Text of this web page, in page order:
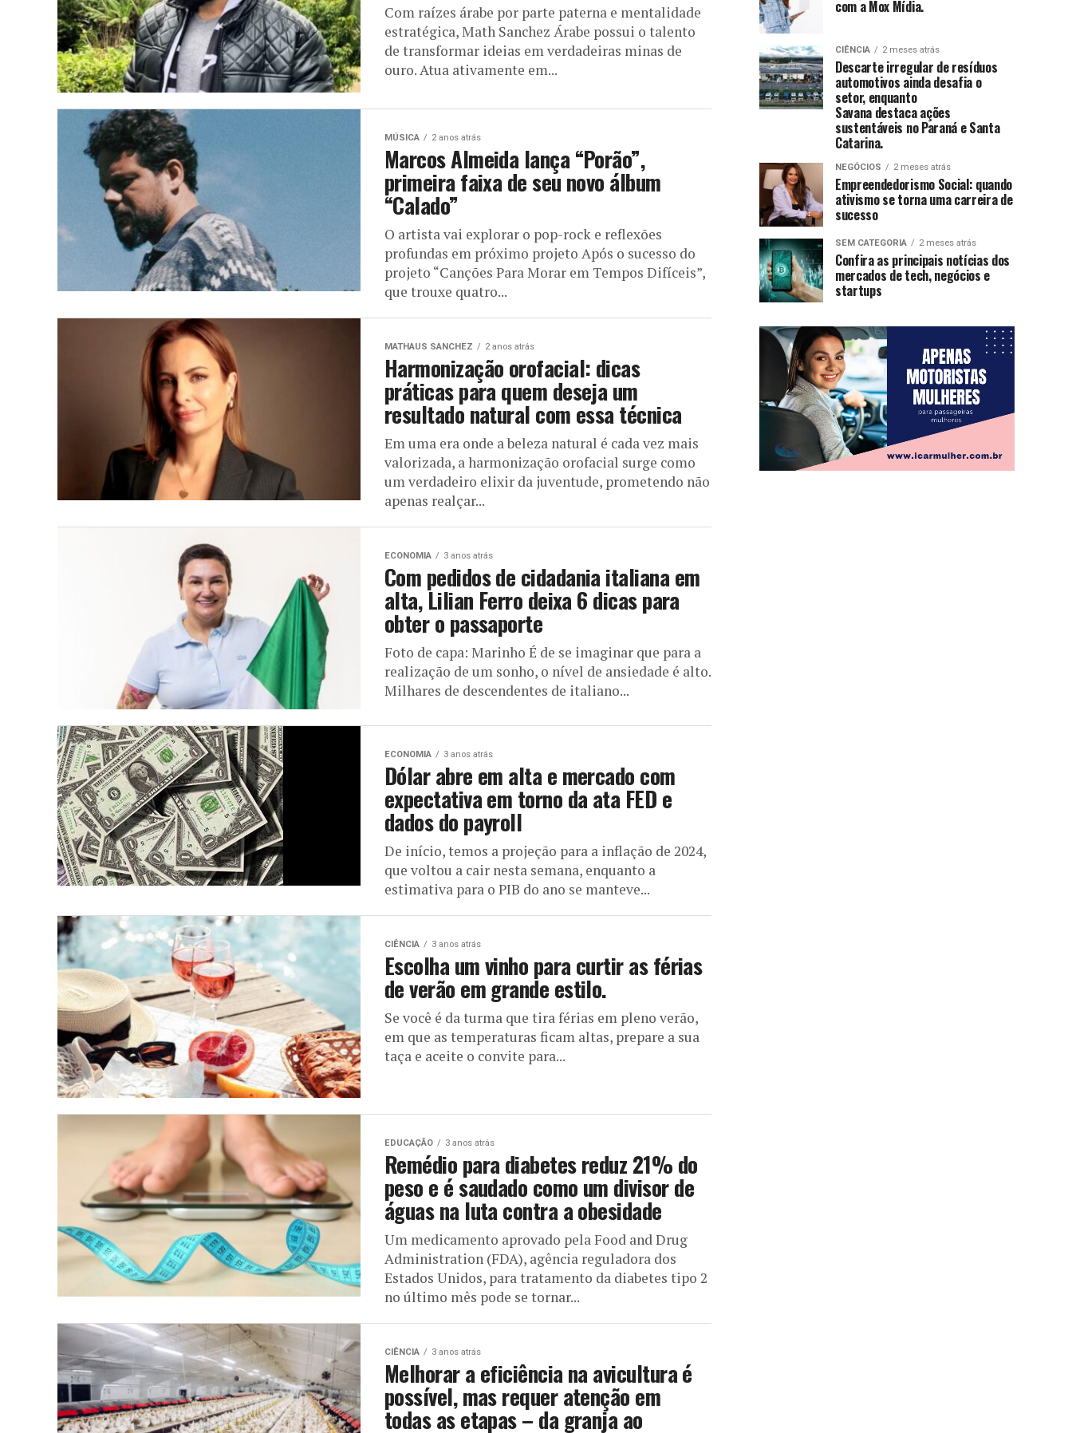
Com raízes árabe por parte paterna e mentalidade
estratégica, Math Sanchez Árabe possui o talento
de transformar ideias em verdadeiras minas de
ouro. Atua ativamente em...
MÚSICA 2 anos atrás
Marcos Almeida lança “Porão”,
primeira faixa de seu novo álbum
“Calado”
O artista vai explorar o pop-rock e reflexões
profundas em próximo projeto Após o sucesso do
projeto “Canções Para Morar em Tempos Difíceis”,
que trouxe quatro...
MATHAUS SANCHEZ 2 anos atrás
Harmonização orofacial: dicas
práticas para quem deseja um
resultado natural com essa técnica
Em uma era onde a beleza natural é cada vez mais
valorizada, a harmonização orofacial surge como
um verdadeiro elixir da juventude, prometendo não
apenas realçar...
ECONOMIA 3 anos atrás
Com pedidos de cidadania italiana em
alta, Lilian Ferro deixa 6 dicas para
obter o passaporte
Foto de capa: Marinho É de se imaginar que para a
realização de um sonho, o nível de ansiedade é alto.
Milhares de descendentes de italiano...
ECONOMIA 3 anos atrás
Dólar abre em alta e mercado com
expectativa em torno da ata FED e
dados do payroll
De início, temos a projeção para a inflação de 2024,
que voltou a cair nesta semana, enquanto a
estimativa para o PIB do ano se manteve...
CIÊNCIA 3 anos atrás
Escolha um vinho para curtir as férias
de verão em grande estilo.
Se você é da turma que tira férias em pleno verão,
em que as temperaturas ficam altas, prepare a sua
taça e aceite o convite para...
EDUCAÇÃO 3 anos atrás
Remédio para diabetes reduz 21% do
peso e é saudado como um divisor de
águas na luta contra a obesidade
Um medicamento aprovado pela Food and Drug
Administration (FDA), agência reguladora dos
Estados Unidos, para tratamento da diabetes tipo 2
no último mês pode se tornar...
CIÊNCIA 3 anos atrás
Melhorar a eficiência na avicultura é
possível, mas requer atenção em
todas as etapas – da granja ao
com a Mox Mídia.
CIÊNCIA 2 meses atrás
Descarte irregular de resíduos
automotivos ainda desafia o
setor, enquanto
Savana destaca ações
sustentáveis no Paraná e Santa
Catarina.
NEGÓCIOS 2 meses atrás
Empreendedorismo Social: quando
ativismo se torna uma carreira de
sucesso
SEM CATEGORIA 2 meses atrás
Confira as principais notícias dos
mercados de tech, negócios e
startups